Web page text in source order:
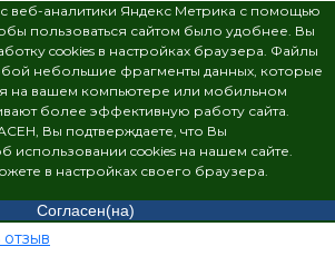
веб-аналитики Яндекс Метрика с помощью
пользоваться сайтом было удобнее. Вы
cookies в настройках браузера. Файлы
небольшие фрагменты данных, которые
на вашем компьютере или мобильном
более эффективную работу сайта.
Вы подтверждаете, что Вы
cookies на нашем сайте.
в настройках своего браузера.
Согласен(на)
отзыв